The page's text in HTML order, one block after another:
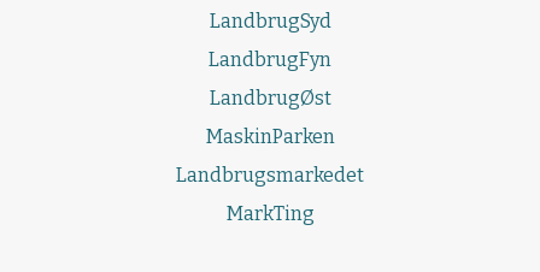
LandbrugSyd
LandbrugFyn
LandbrugØst
MaskinParken
Landbrugsmarkedet
MarkTing